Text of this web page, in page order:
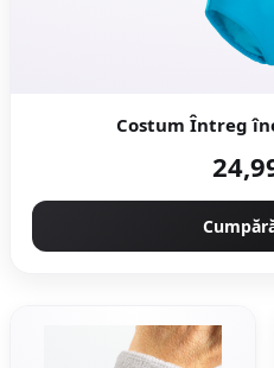
Costum Întreg